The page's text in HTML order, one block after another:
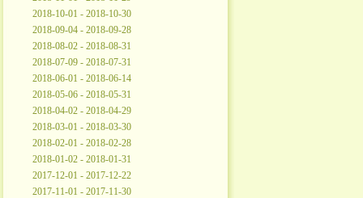
2018-10-01 - 2018-10-30
2018-09-04 - 2018-09-28
2018-08-02 - 2018-08-31
2018-07-09 - 2018-07-31
2018-06-01 - 2018-06-14
2018-05-06 - 2018-05-31
2018-04-02 - 2018-04-29
2018-03-01 - 2018-03-30
2018-02-01 - 2018-02-28
2018-01-02 - 2018-01-31
2017-12-01 - 2017-12-22
2017-11-01 - 2017-11-30